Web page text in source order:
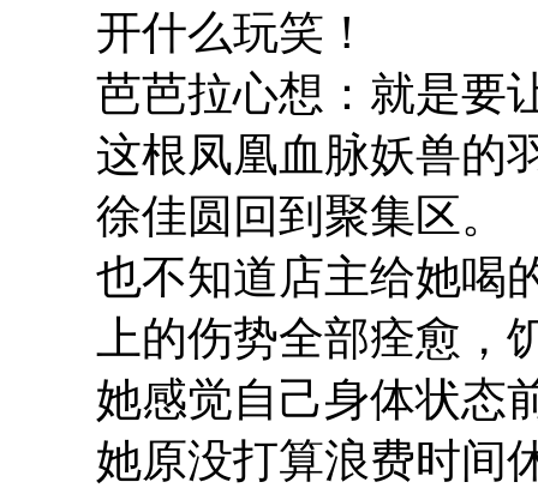
开什么玩笑！
芭芭拉心想：就是要
这根凤凰血脉妖兽的
徐佳圆回到聚集区。
也不知道店主给她喝
上的伤势全部痊愈
她感觉自己身体状态
她原没打算浪费时间